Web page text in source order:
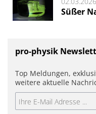
Süßer
pro-physik
Top Meldungen,
weitere aktuelle